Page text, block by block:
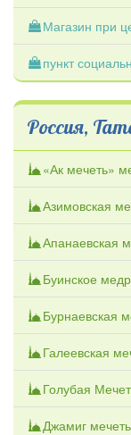
Магазин при
пункт
Россия,
«Ак мечеть»
Азимовская
Апанаевская
Буинское
Бурнаевская
Галеевская
Голубая
Джамиг мечеть